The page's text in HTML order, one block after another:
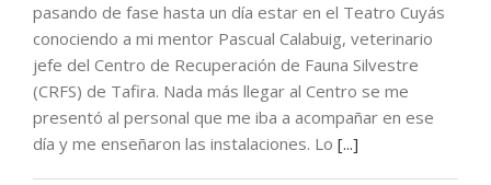
pasando de fase hasta un día estar en el Teatro Cuyás
conociendo a mi mentor Pascual Calabuig, veterinario
jefe del Centro de Recuperación de Fauna Silvestre
(CRFS) de Tafira. Nada más llegar al Centro se me
presentó al personal que me iba a acompañar en ese
día y me enseñaron las instalaciones. Lo [...]